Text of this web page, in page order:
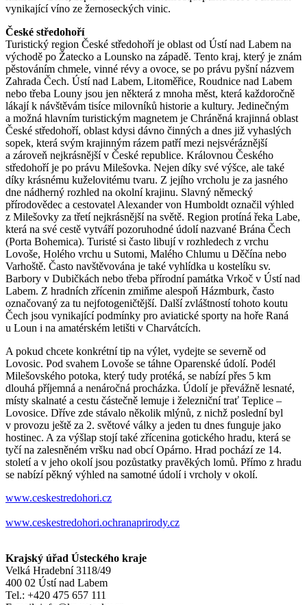
vynikající víno ze žernoseckých vinic.
České středohoří
Turistický region České středohoří je oblast od Ústí nad Labem na
východě po Žatecko a Lounsko na západě. Tento kraj, který je znám
pěstováním chmele, vinné révy a ovoce, se po právu pyšní názvem
Zahrada Čech. Ústí nad Labem, Litoměřice, Roudnice nad Labem
nebo třeba Louny jsou jen některá z mnoha měst, která každoročně
lákají k návštěvám tisíce milovníků historie a kultury. Jedinečným
a možná hlavním turistickým magnetem je Chráněná krajinná oblast
České středohoří, oblast kdysi dávno činných a dnes již vyhaslých
sopek, která svým krajinným rázem patří mezi nejsvéráznější
a zároveň nejkrásnější v České republice. Královnou Českého
středohoří je po právu Milešovka. Nejen díky své výšce, ale také
díky krásnému kuželovitému tvaru. Z jejího vrcholu je za jasného
dne nádherný rozhled na okolní krajinu. Slavný německý
přírodovědec a cestovatel Alexander von Humboldt označil výhled
z Milešovky za třetí nejkrásnější na světě. Region protíná řeka Labe,
která na své cestě vytváří pozoruhodné údolí nazvané Brána Čech
(Porta Bohemica). Turisté si často libují v rozhledech z vrchu
Lovoše, Holého vrchu u Sutomi, Malého Chlumu u Děčína nebo
Varhoště. Často navštěvována je také vyhlídka u kostelíku sv.
Barbory v Dubičkách nebo třeba přírodní památka Vrkoč v Ústí nad
Labem. Z hradních zřícenin zmiňme alespoň Házmburk, často
označovaný za tu nejfotogeničtější. Další zvláštností tohoto koutu
Čech jsou vynikající podmínky pro aviatické sporty na hoře Raná
u Loun i na amatérském letišti v Charvátcích.
A pokud chcete konkrétní tip na výlet, vydejte se severně od
Lovosic. Pod svahem Lovoše se táhne Oparenské údolí. Podél
Milešovského potoka, který tudy protéká, se nabízí přes 5 km
dlouhá příjemná a nenáročná procházka. Údolí je převážně lesnaté,
místy skalnaté a cestu částečně lemuje i železniční trať Teplice –
Lovosice. Dříve zde stávalo několik mlýnů, z nichž poslední byl
v provozu ještě za 2. světové války a jeden tu dnes funguje jako
hostinec. A za výšlap stojí také zřícenina gotického hradu, která se
tyčí na zalesněném vršku nad obcí Opárno. Hrad pochází ze 14.
století a v jeho okolí jsou pozůstatky pravěkých lomů. Přímo z hradu
se nabízí pěkný výhled na samotné údolí i vrcholy v okolí.
www.ceskestredohori.cz
www.ceskestredohori.ochranaprirody.cz
Krajský úřad Ústeckého kraje
Velká Hradební 3118/49
400 02 Ústí nad Labem
Tel.: +420 475 657 111